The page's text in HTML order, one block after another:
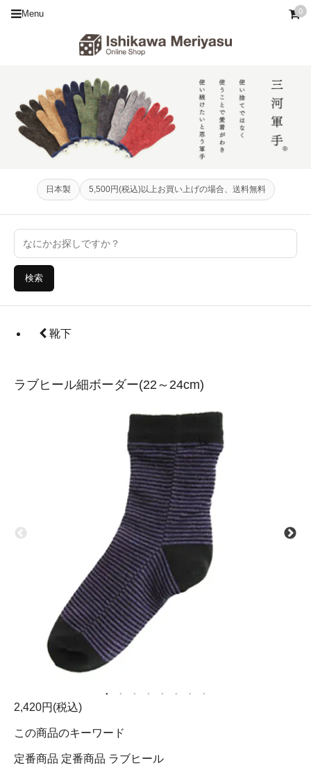
Menu 0
日本製 5,500円(税込)以上お買い上げの場合、送料無料
検索
靴下
ラブヒール細ボーダー(22～24cm)
2,420円(税込)
この商品のキーワード
定番商品 定番商品 ラブヒール